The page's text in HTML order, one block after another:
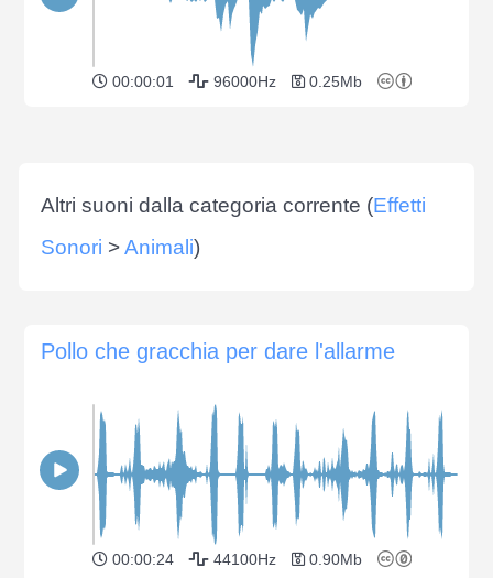
00:00:01 96000Hz 0.25Mb
Altri suoni dalla categoria corrente (Effetti
Sonori >Animali)
Pollo che gracchia per dare l'allarme
00:00:24 44100Hz 0.90Mb